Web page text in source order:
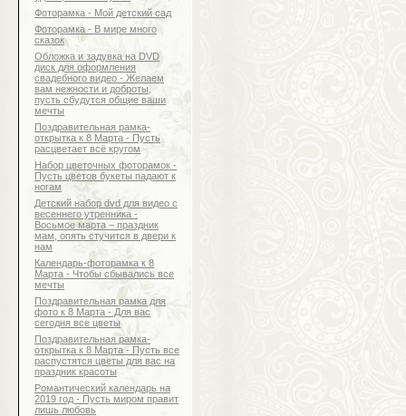
Фоторамка - Мой детский сад
Фоторамка - В мире много
сказок
Обложка и задувка на DVD
диск для оформления
свадебного видео - Желаем
вам нежности и доброты,
пусть сбудутся общие ваши
мечты
Поздравительная рамка-
открытка к 8 Марта - Пусть
расцветает всё кругом
Набор цветочных фоторамок -
Пусть цветов букеты падают к
ногам
Детский набор dvd для видео с
весеннего утренника -
Восьмое марта – праздник
мам, опять стучится в двери к
нам
Календарь-фоторамка к 8
Марта - Чтобы сбывались все
мечты
Поздравительная рамка для
фото к 8 Марта - Для вас
сегодня все цветы
Поздравительная рамка-
открытка к 8 Марта - Пусть все
распустятся цветы для вас на
праздник красоты
Романтический календарь на
2019 год - Пусть миром правит
лишь любовь